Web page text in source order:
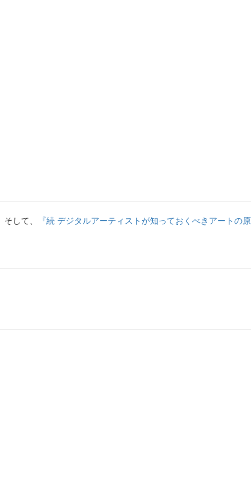
そして、
『続 デジタルアーティストが知っておくべきアートの原